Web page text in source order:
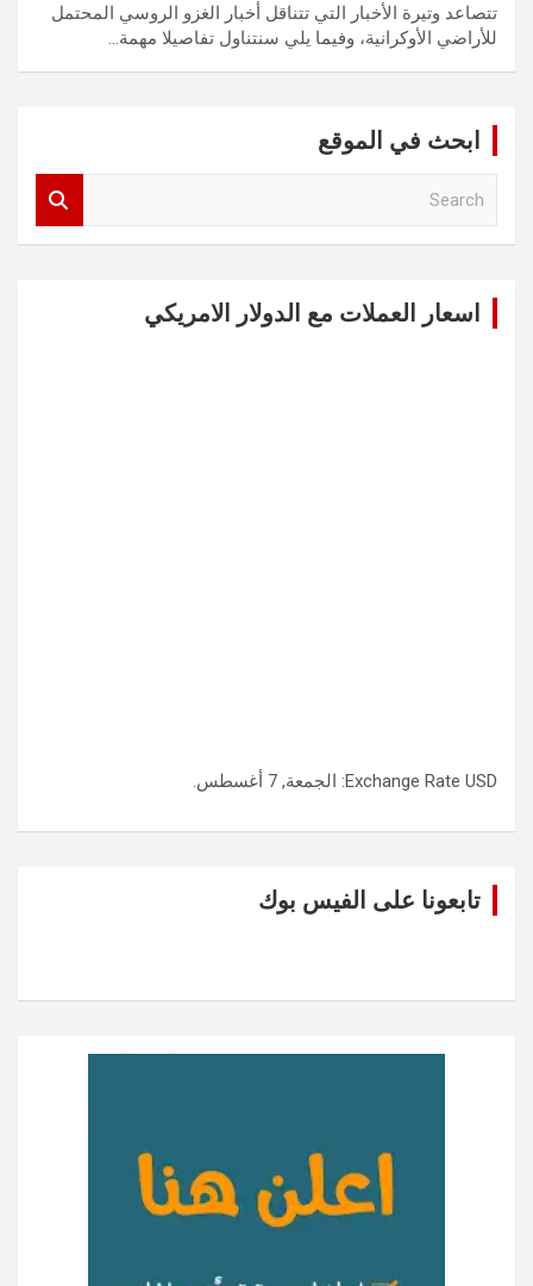
تتصاعد وتيرة الأخبار التي تتناقل أخبار الغزو الروسي المحتمل
للأراضي الأوكرانية، وفيما يلي سنتناول تفاصيلا مهمة…
ابحث في الموقع
اسعار العملات مع الدولار الامريكي
Exchange Rate USD : الجمعة, 7 أغسطس.
تابعونا على الفيس بوك